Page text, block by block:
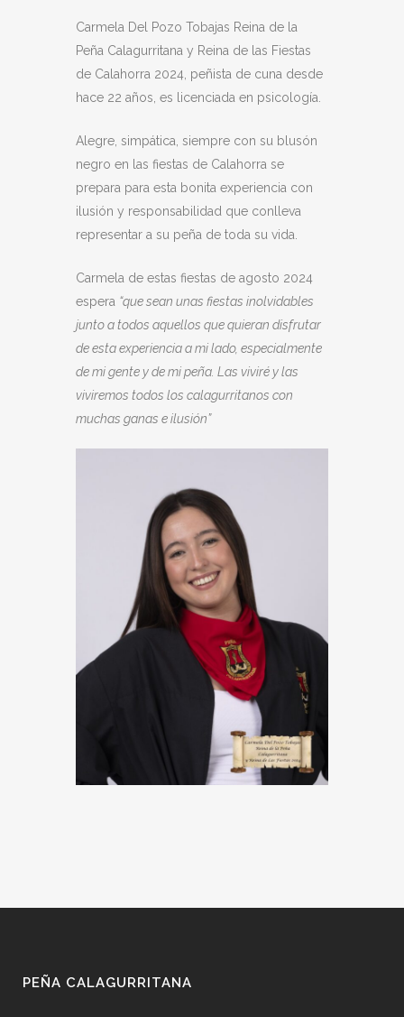
Carmela Del Pozo Tobajas Reina de la
Peña Calagurritana y Reina de las Fiestas
de Calahorra 2024, peñista de cuna desde
hace 22 años, es licenciada en psicología.
Alegre, simpática, siempre con su blusón
negro en las fiestas de Calahorra se
prepara para esta bonita experiencia con
ilusión y responsabilidad que conlleva
representar a su peña de toda su vida.
Carmela de estas fiestas de agosto 2024
espera “que sean unas fiestas inolvidables
junto a todos aquellos que quieran disfrutar
de esta experiencia a mi lado, especialmente
de mi gente y de mi peña. Las viviré y las
viviremos todos los calagurritanos con
muchas ganas e ilusión”
PEÑA CALAGURRITANA